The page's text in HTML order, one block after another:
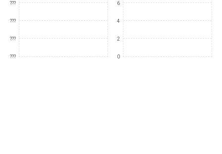
???
???
???
???
6
4
2
0